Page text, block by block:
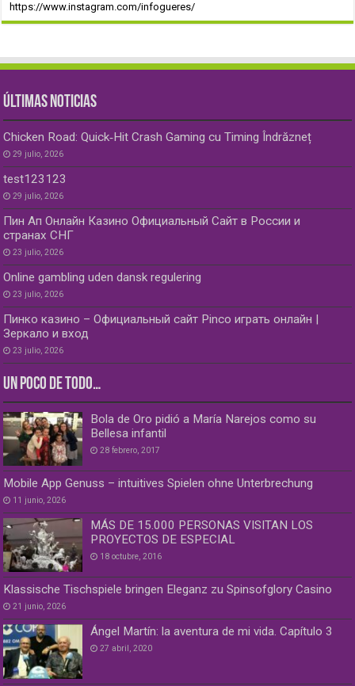
https://www.instagram.com/infogueres/
ÚLTIMAS NOTICIAS
Chicken Road: Quick‑Hit Crash Gaming cu Timing Îndrăzneț
29 julio, 2026
test123123
29 julio, 2026
Пин Ап Онлайн Казино Официальный Сайт в России и
странах СНГ
23 julio, 2026
Online gambling uden dansk regulering
23 julio, 2026
Пинко казино – Официальный сайт Pinco играть онлайн |
Зеркало и вход
23 julio, 2026
UN POCO DE TODO…
Bola de Oro pidió a María Narejos como su
Bellesa infantil
28 febrero, 2017
Mobile App Genuss – intuitives Spielen ohne Unterbrechung
11 junio, 2026
MÁS DE 15.000 PERSONAS VISITAN LOS
PROYECTOS DE ESPECIAL
18 octubre, 2016
Klassische Tischspiele bringen Eleganz zu Spinsofglory Casino
21 junio, 2026
Ángel Martín: la aventura de mi vida. Capítulo 3
27 abril, 2020